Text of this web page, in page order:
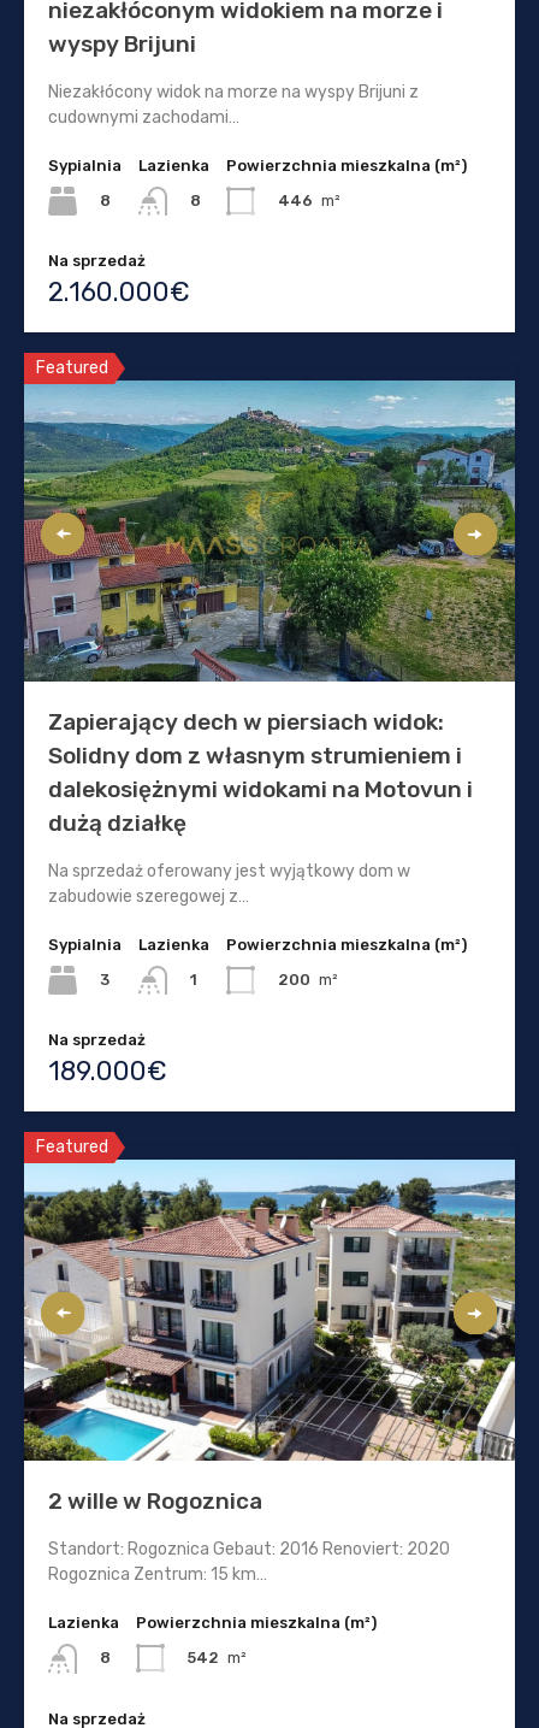
niezakłóconym widokiem na morze i
wyspy Brijuni
Niezakłócony widok na morze na wyspy Brijuni z
cudownymi zachodami…
Sypialnia
8
Lazienka
8
Powierzchnia mieszkalna (m²)
446 m²
Na sprzedaż
2.160.000€
Featured
Zapierający dech w piersiach widok:
Solidny dom z własnym strumieniem i
dalekosiężnymi widokami na Motovun i
dużą działkę
Na sprzedaż oferowany jest wyjątkowy dom w
zabudowie szeregowej z…
Sypialnia
3
Lazienka
1
Powierzchnia mieszkalna (m²)
200 m²
Na sprzedaż
189.000€
Featured
2 wille w Rogoznica
Standort: Rogoznica Gebaut: 2016 Renoviert: 2020
Rogoznica Zentrum: 15 km…
Lazienka
8
Powierzchnia mieszkalna (m²)
542 m²
Na sprzedaż